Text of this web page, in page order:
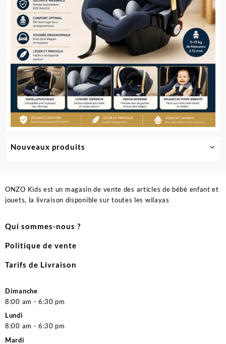
Nouveaux produits
la
page
du
produit
ONZO Kids est un magasin de vente des articles de bébé enfant et
jouets, la livraison disponible sur toutes les wilayas
Qui sommes-nous ?
Politique de vente
Tarifs de Livraison
Dimanche
8:00 am - 6:30 pm
Lundi
8:00 am - 6:30 pm
Mardi